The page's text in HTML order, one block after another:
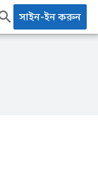
সাইন-ইন করুন